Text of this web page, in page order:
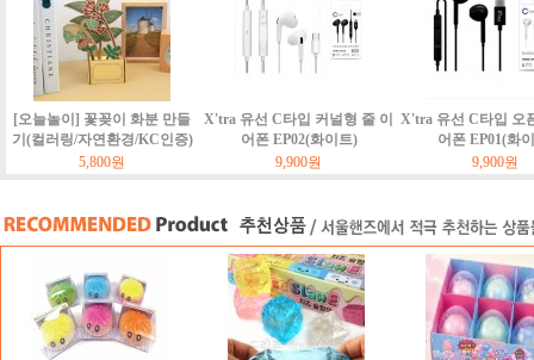
[오늘놀이] 꽃꽂이 화분 만들
기(컬러링/자연환경/KC인증)
5,800원
X'tra 유선 C타입 커널형 줄 이
어폰 EP02(화이트)
9,900원
X'tra 유선 C타입 오
어폰 EP01(화
9,900원